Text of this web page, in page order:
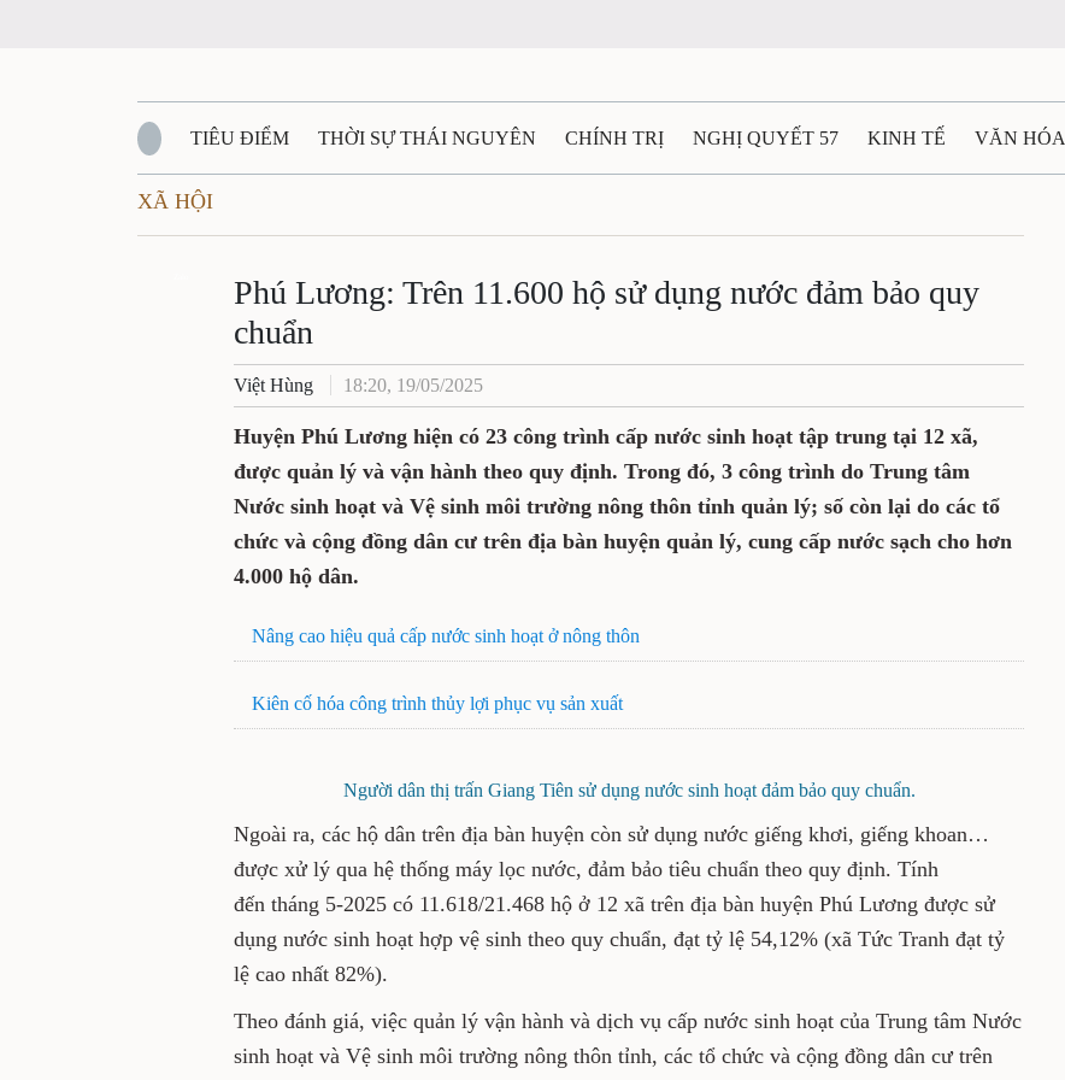
TIÊU ĐIỂM THỜI SỰ THÁI NGUYÊN CHÍNH TRỊ NGHỊ QUYẾT 57 KINH TẾ VĂN HÓA
QUỐC PHÒNG - AN NINH
QUÊ HƯƠNG - ĐẤT NƯỚC QUỐC TẾ TÀI NGUYÊN - MÔI TRƯỜNG THỂ THAO
XÃ HỘI
Phú Lương: Trên 11.600 hộ sử dụng nước đảm bảo quy
chuẩn
Việt Hùng 18:20, 19/05/2025
Huyện Phú Lương hiện có 23 công trình cấp nước sinh hoạt tập trung tại 12 xã,
được quản lý và vận hành theo quy định. Trong đó, 3 công trình do Trung tâm
Nước sinh hoạt và Vệ sinh môi trường nông thôn tỉnh quản lý; số còn lại do các tổ
chức và cộng đồng dân cư trên địa bàn huyện quản lý, cung cấp nước sạch cho hơn
4.000 hộ dân.
Nâng cao hiệu quả cấp nước sinh hoạt ở nông thôn
Kiên cố hóa công trình thủy lợi phục vụ sản xuất
Người dân thị trấn Giang Tiên sử dụng nước sinh hoạt đảm bảo quy chuẩn.
Ngoài ra, các hộ dân trên địa bàn huyện còn sử dụng nước giếng khơi, giếng khoan…
được xử lý qua hệ thống máy lọc nước, đảm bảo tiêu chuẩn theo quy định. Tính
đến tháng 5-2025 có 11.618/21.468 hộ ở 12 xã trên địa bàn huyện Phú Lương được sử
dụng nước sinh hoạt hợp vệ sinh theo quy chuẩn, đạt tỷ lệ 54,12% (xã Tức Tranh đạt tỷ
lệ cao nhất 82%).
Theo đánh giá, việc quản lý vận hành và dịch vụ cấp nước sinh hoạt của Trung tâm Nước
sinh hoạt và Vệ sinh môi trường nông thôn tỉnh, các tổ chức và cộng đồng dân cư trên